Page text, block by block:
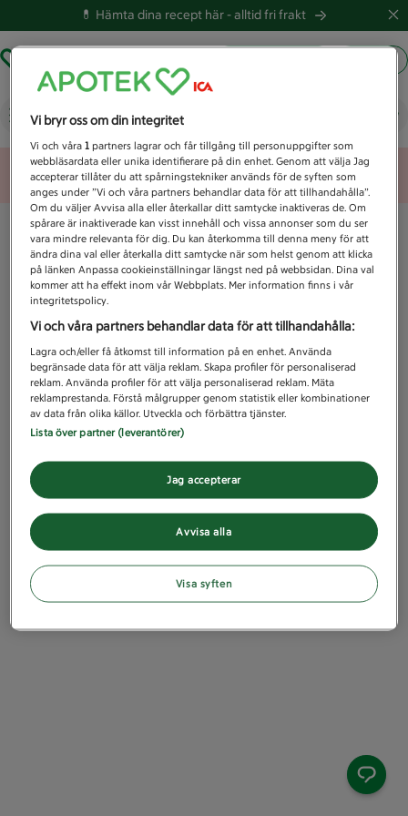
💊 Hämta dina recept här -alltid fri frakt
Vad letar du efter idag?
Unknown error
Vi bryr oss om din integritet
Vi och våra1 partners lagrar och får tillgång till personuppgifter som
webbläsardata eller unika identifierare på din enhet. Genom att välja Jag
accepterar tillåter du att spårningstekniker används för de syften som
anges under ”Vi och våra partners behandlar data för att tillhandahålla”.
Om du väljer Avvisa alla eller återkallar ditt samtycke inaktiveras de. Om
spårare är inaktiverade kan visst innehåll och vissa annonser som du ser
vara mindre relevanta för dig. Du kan återkomma till denna meny för att
ändra dina val eller återkalla ditt samtycke när som helst genom att klicka
på länken Anpassa cookieinställningar längst ned på webbsidan. Dina val
kommer att ha effekt inom vår Webbplats. Mer information finns i vår
integritetspolicy.
Vi och våra partners behandlar data för att tillhandahålla:
Lagra och/eller få åtkomst till information på en enhet. Använda
begränsade data för att välja reklam. Skapa profiler för personaliserad
reklam. Använda profiler för att välja personaliserad reklam. Mäta
reklamprestanda. Förstå målgrupper genom statistik eller kombinationer
av data från olika källor. Utveckla och förbättra tjänster.
Lista över partner (leverantörer)
Avvisa alla
Jag accepterar
Visa syften